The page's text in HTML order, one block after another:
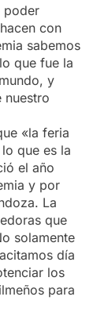
poder
con
sabemos
que fue la
y
nuestro
«la feria
que es la
el año
y por
La
que
solamente
día
los
para